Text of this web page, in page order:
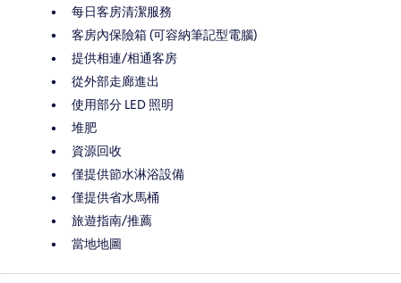
每日客房清潔服務
客房內保險箱 (可容納筆記型電腦)
提供相連/相通客房
從外部走廊進出
使用部分 LED 照明
堆肥
資源回收
僅提供節水淋浴設備
僅提供省水馬桶
旅遊指南/推薦
當地地圖